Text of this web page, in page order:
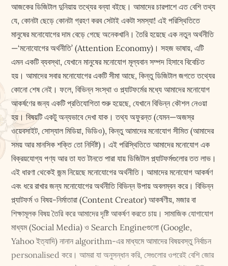
আজকের ডিজিটাল দুনিয়ায় তথ্যের বন্যা বইছে। আমাদের চারপাশে এত বেশি তথ্য
যে, কোনটা ছেড়ে কোনটা গ্রহণ করব সেটাই একটা সমস্যা! এই পরিস্থিতিতে
মানুষের মনোযোগের দাম বেড়ে গেছে অনেকখানি। তৈরি হয়েছে এক নতুন অর্থনীতি
—‘মনোযোগের অর্থনীতি’ (Attention Economy)। সহজ ভাষায়, এটি
এমন একটি ব্যবস্থা, যেখানে মানুষের মনোযোগ মূল্যবান সম্পদ হিসাবে বিবেচিত
হয়। আমাদের সবার মনোযোগের একটি সীমা আছে, কিন্তু ডিজিটাল জগতে তথ্যের
কোনো শেষ নেই। ফলে, বিভিন্ন সংস্থা ও প্ল্যাটফর্মের মধ্যে আমাদের মনোযোগ
আকর্ষণের জন্য একটি প্রতিযোগিতা শুরু হয়েছে, যেখানে বিভিন্ন কৌশল নেওয়া
হয়। বিষয়টি একটু অন্যভাবে দেখা যাক। তথ্য অফুরন্ত (যেমন—অজস্র
ওয়েবসাইট, সোস্যাল মিডিয়া, ভিডিও), কিন্তু আমাদের মনোযোগ সীমিত (আমাদের
সময় আর মানসিক শক্তি তো নির্দিষ্ট)। এই পরিস্থিতিতে আমাদের মনোযোগ এক
বিক্রয়যোগ্য পণ্য আর তা যত টানতে পারা যায় ডিজিটাল প্ল্যাটফর্মগুলোর তত লাভ।
এই ধারণা থেকেই জন্ম নিয়েছে মনোযোগের অর্থনীতি। আমাদের মনোযোগ আকর্ষণ
এবং ধরে রাখার জন্য মনোযোগের অর্থনীতি বিভিন্ন উপায় অবলম্বন করে। বিভিন্ন
প্ল্যাটফর্ম ও বিষয়-নির্মাতারা (Content Creator) আকর্ষণীয়, মজার বা
শিক্ষামূলক বিষয় তৈরি করে আমাদের দৃষ্টি আকর্ষণ করতে চায়। সামাজিক যোগাযোগ
মাধ্যম (Social Media) ও Search Engineগুলো (Google,
Yahoo ইত্যাদি) নানান algorithm-এর মাধ্যমে আমাদের বিষয়বস্তু নির্বাচন
personalised করে। আমরা যা অনুসন্ধান করি, সেগুলোর ওপরেই বেশি জোর